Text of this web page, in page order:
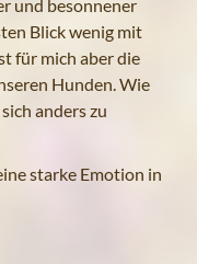
und besonnener
Blick wenig mit
für mich aber die
Hunden. Wie
anders zu
starke Emotion in